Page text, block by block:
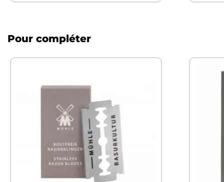
Pour compléter